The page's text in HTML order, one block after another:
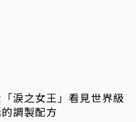
淚之女王」看見世界級
調製配方